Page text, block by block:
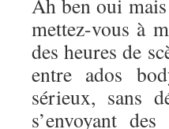
Ah ben oui
mettez-vous à
des heures de
entre ados
sérieux, sans
s’envoyant